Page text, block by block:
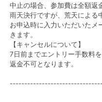
中止の場合、参加費は全額返
雨天決行ですが、荒天による
お申込時に入力いただいたメ
きます。
【キャンセルについて】
7日前までエントリー手数料
返金不可となります。